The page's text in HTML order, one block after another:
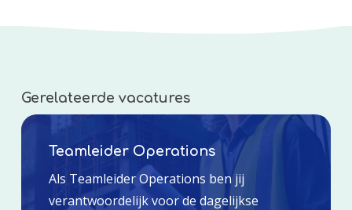
Gerelateerde vacatures
Teamleider Operations
Als Teamleider Operations ben jij
verantwoordelijk voor de dagelijkse